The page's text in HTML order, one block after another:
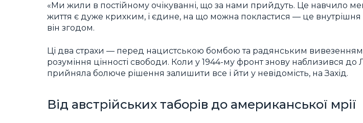
«Ми жили в постійному очікуванні, що за нами прийдуть. Це навчило
життя є дуже крихким, і єдине, на що можна покластися — це внутрішня
він згодом.
Ці два страхи — перед нацистською бомбою та радянським
розуміння цінності свободи. Коли у 1944-му фронт знову наблизився до
прийняла болюче рішення залишити все і йти у невідомість, на Захід.
Від австрійських таборів до американської мрії